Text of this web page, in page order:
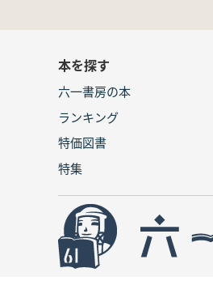
本を探す
六一書房の本
ランキング
特価図書
特集